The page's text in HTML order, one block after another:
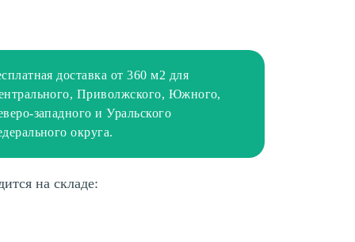
доставка от 360 м2 для
Приволжского, Южного,
западного и Уральского
округа.
на складе: